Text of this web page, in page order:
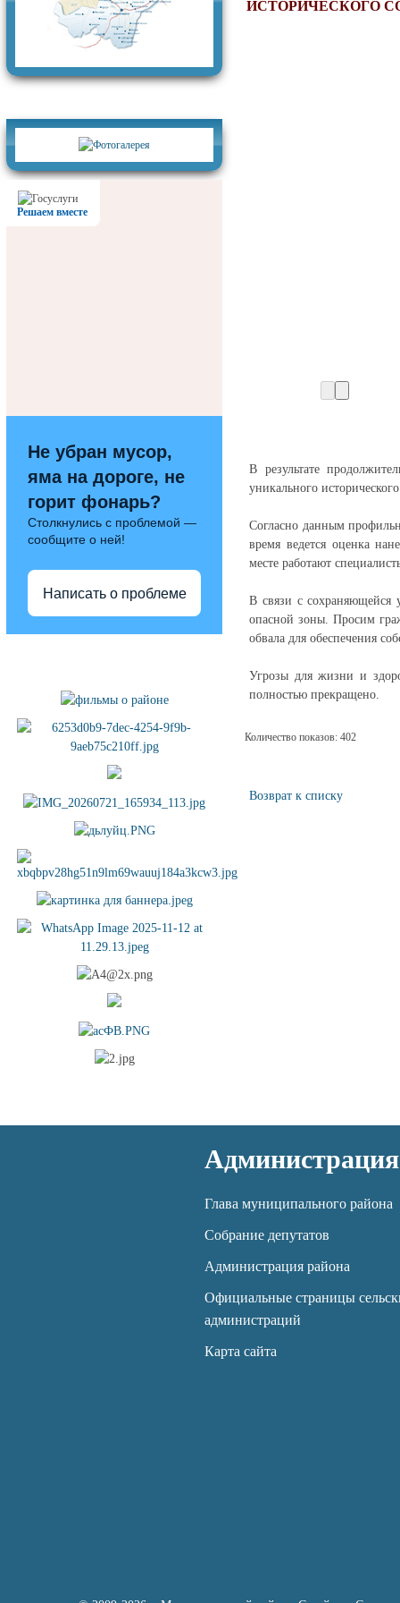
Решаем вместе
Не убран мусор,
яма на дороге, не
горит фонарь?
Столкнулись с проблемой —
сообщите о ней!
Написать о проблеме
ИСТОРИЧЕСКОГО
В результате
уникального
Согласно данным
время ведется оценка
месте работают
В связи с сохраняющейся
опасной зоны. Просим
обвала для обеспечения
Угрозы для жизни и
полностью прекращено.
Количество показов: 402
Возврат к списку
Администрация
Глава муниципального района
Собрание депутатов
Администрация района
Официальные страницы
администраций
Карта сайта